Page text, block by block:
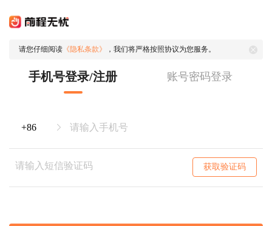
请您仔细阅读 《隐私条款》 ，我们将严格按照协议为您服务。
手机号登录/注册 账号密码登录
获取验证码